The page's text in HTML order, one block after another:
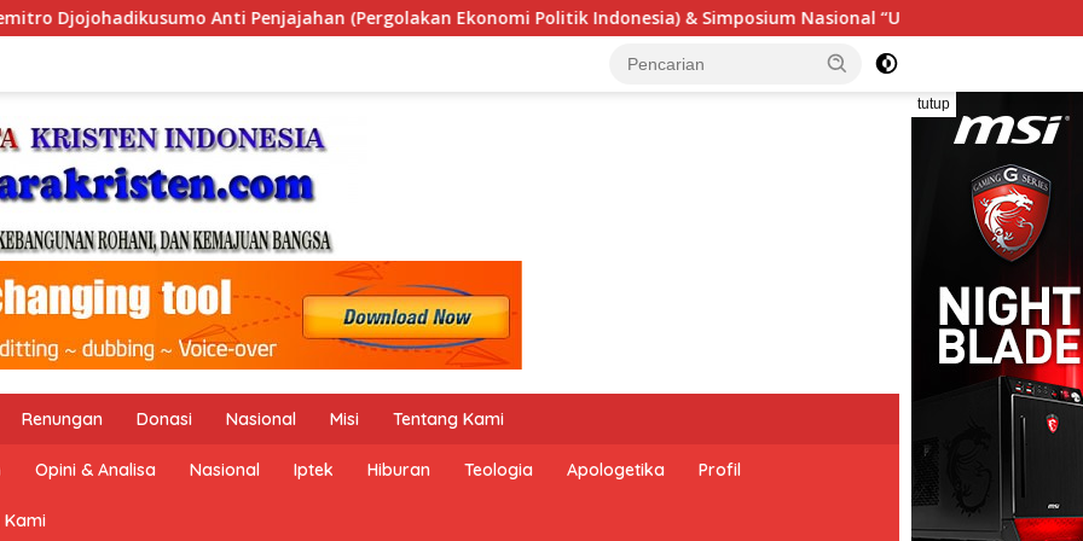
Ekonomi Politik Indonesia) & Simposium Nasional “Urgensi Undang-Undang Perekonomian Nasional dan
tutup
Renungan Donasi Nasional Misi Tentang Kami
Opini & Analisa Nasional Iptek Hiburan Teologia Apologetika Profil
Kami